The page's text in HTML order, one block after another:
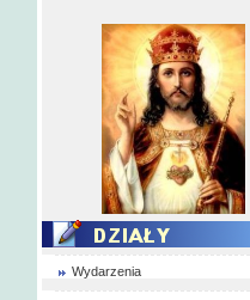
Wydarzenia